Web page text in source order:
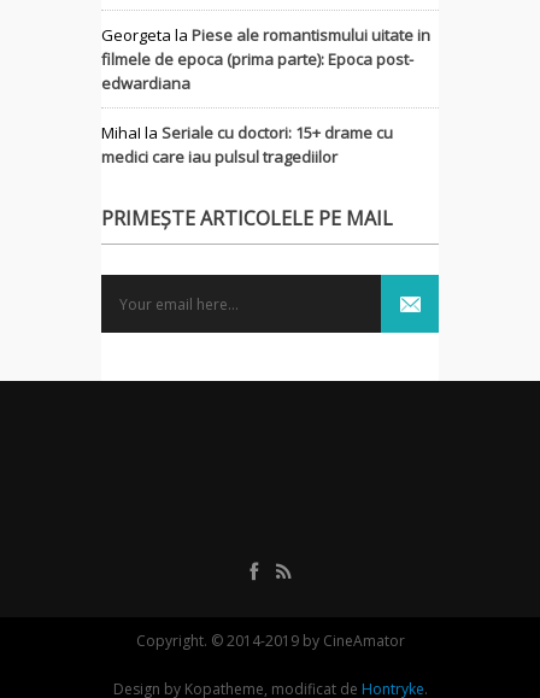
Georgeta la Piese ale romantismului uitate in
filmele de epoca (prima parte): Epoca post-
edwardiana
MihaI la Seriale cu doctori: 15+ drame cu
medici care iau pulsul tragediilor
PRIMEȘTE ARTICOLELE PE MAIL
Copyright. © 2014-2019 by CineAmator
Design by Kopatheme, modificat de Hontryke.